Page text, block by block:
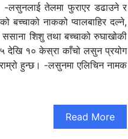
लसुनलाई तेलमा फुराएर डढाउने र
नाकको प्वालबाहिर दल्ने,
ससाना शिशु तथा बच्चाको रुघाखोकी
५ देखि १० केस्रा काँचो लसुन प्रयोग
हुन्छ। -लसुनमा एलिचिन नामक
Read More